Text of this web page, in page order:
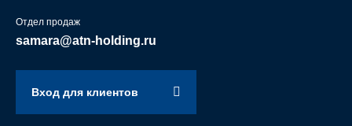
Отдел продаж
samara@atn-holding.ru
Вход для клиентов